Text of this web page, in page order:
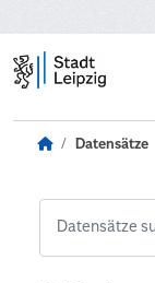
Datensätze